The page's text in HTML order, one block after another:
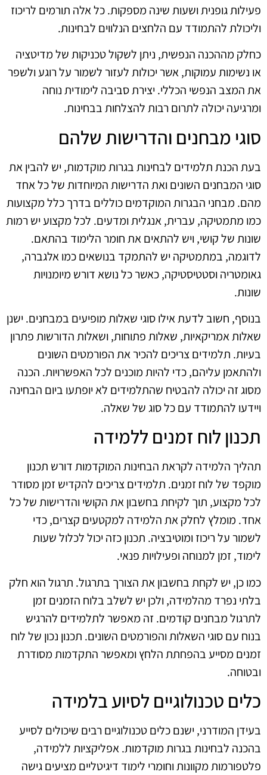
פעילות גופנית ושעות שינה מספקות. כל אלה תורמים לריכוז
וליכולת להתמודד עם הלחצים הנלווים לבחינות.
כחלק מההכנה הנפשית, ניתן לשקול טכניקות של מדיטציה
או נשימות עמוקות, אשר יכולות לעזור לשמור על רוגע ולשפר
את המצב הנפשי הכללי. יצירת סביבה לימודית נוחה
ומרגיעה יכולה לתרום רבות להצלחות בבחינות.
סוגי מבחנים והדרישות שלהם
בעת הכנת תלמידים לבחינות בגרות מוקדמות, יש להבין את
סוגי המבחנים השונים ואת הדרישות המיוחדות של כל אחד
מהם. מבחני הבגרות המוקדמים כוללים בדרך כלל מקצועות
כמו מתמטיקה, עברית, אנגלית ומדעים. לכל מקצוע יש רמות
שונות של קושי, ויש להתאים את חומר הלימוד בהתאם.
לדוגמה, במתמטיקה יש להתמקד בנושאים כמו אלגברה,
גאומטריה וסטטיסטיקה, כאשר כל נושא דורש מיומנויות
שונות.
בנוסף, חשוב לדעת אילו סוגי שאלות מופיעים במבחנים. ישנן
שאלות אמריקאיות, שאלות פתוחות, ושאלות הדורשות פתרון
בעיות. תלמידים צריכים להכיר את הפורמטים השונים
ולהתאמן עליהם, כדי להיות מוכנים לכל האפשרויות. הכנה
מסוג זה יכולה להבטיח שהתלמידים לא יופתעו ביום הבחינה
ויידעו להתמודד עם כל סוג של שאלה.
תכנון לוח זמנים ללמידה
תהליך הלמידה לקראת הבחינות המוקדמות דורש תכנון
מוקפד של לוח זמנים. תלמידים צריכים להקדיש זמן מסודר
לכל מקצוע, תוך לקיחת בחשבון את הקושי והדרישות של כל
אחד. מומלץ לחלק את הלמידה למקטעים קצרים, כדי
לשמור על ריכוז ומוטיבציה. תכנון כזה יכול לכלול שעות
לימוד, זמן למנוחה ופעילויות פנאי.
כמו כן, יש לקחת בחשבון את הצורך בתרגול. תרגול הוא חלק
בלתי נפרד מהלמידה, ולכן יש לשלב בלוח הזמנים זמן
לתרגול מבחנים קודמים. זה מאפשר לתלמידים להרגיש
בנוח עם סוגי השאלות והפורמטים השונים. תכנון נכון של לוח
זמנים מסייע בהפחתת הלחץ ומאפשר התקדמות מסודרת
ובטוחה.
כלים טכנולוגיים לסיוע בלמידה
בעידן המודרני, ישנם כלים טכנולוגיים רבים שיכולים לסייע
בהכנה לבחינות בגרות מוקדמות. אפליקציות ללמידה,
פלטפורמות מקוונות וחומרי לימוד דיגיטליים מציעים גישה